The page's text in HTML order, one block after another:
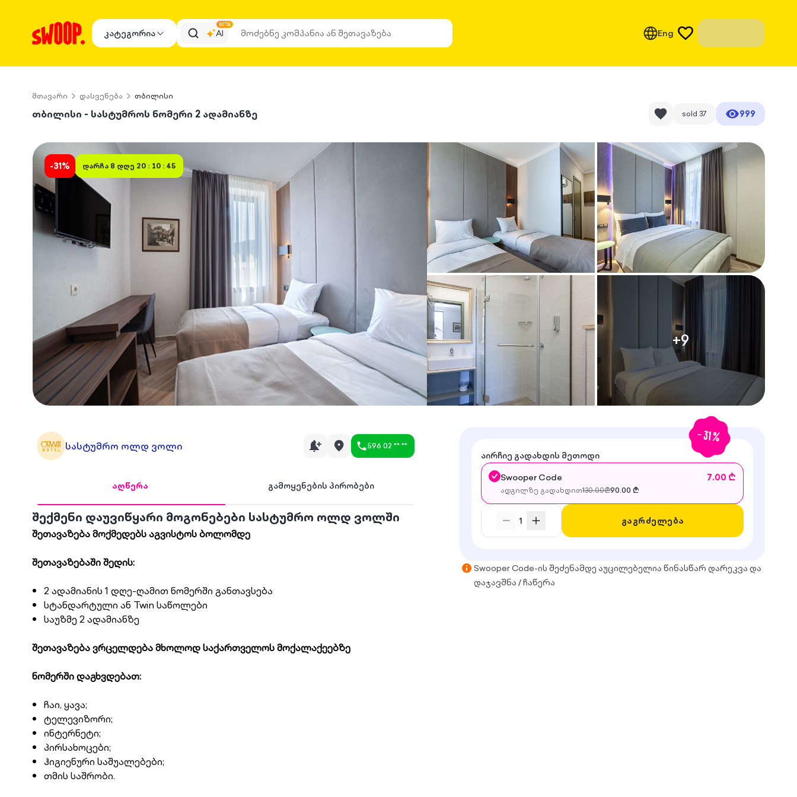
კატეგორია AI
BETA
Eng
მთავარი დასვენება თბილისი
თბილისი - სასტუმროს ნომერი 2 ადამიანზე sold 37 999
+9
-31% დარჩა 8 დღე 20 : 10 : 45
სასტუმრო ოლდ ვოლი 596 02 ** **
აღწერა გამოყენების პირობები
შექმენი დაუვიწყარი მოგონებები სასტუმრო ოლდ ვოლში
შეთავაზება მოქმედებს აგვისტოს ბოლომდე
შეთავაზებაში შედის:
2 ადამიანის 1 დღე-ღამით ნომერში განთავსება
სტანდარტული ან Twin საწოლები
საუზმე 2 ადამიანზე
შეთავაზება ვრცელდება მხოლოდ საქართველოს მოქალაქეებზე
ნომერში დაგხვდებათ:
ჩაი, ყავა;
ტელევიზორი;
ინტერნეტი;
პირსახოცები;
ჰიგიენური საშუალებები;
თმის საშრობი.
-31%
აირჩიე გადახდის მეთოდი
Swooper Code
7.00 ₾
ადგილზე გადახდით130.00₾90.00 ₾
1 გაგრძელება
Swooper Code-ის შეძენამდე აუცილებელია წინასწარ დარეკვა და
დაჯავშნა / ჩაწერა